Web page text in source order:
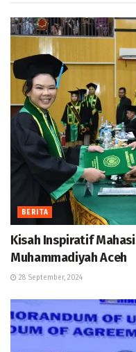
BERITA
Kisah Inspiratif
Muhammadiyah Aceh
28 September, 2024